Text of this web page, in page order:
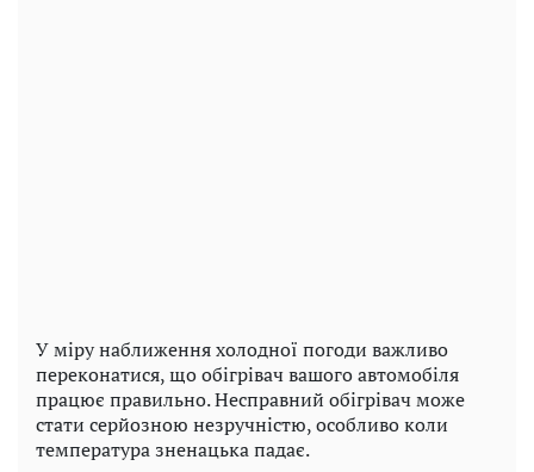
У міру наближення холодної погоди важливо
переконатися, що обігрівач вашого автомобіля
працює правильно. Несправний обігрівач може
стати серйозною незручністю, особливо коли
температура зненацька падає.